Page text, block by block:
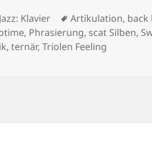
Klavier Schlagwörter
Artikulation, back
, Phrasierung, scat Silben,
,ternär,Triolen Feeling